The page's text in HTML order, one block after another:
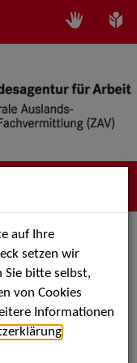
als PDF speichern
auf Ihre
setzen wir
Sie bitte selbst,
von Cookies
Informationen